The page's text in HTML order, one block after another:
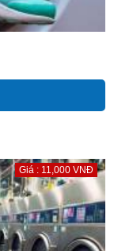
Giá : 11,000 VNĐ